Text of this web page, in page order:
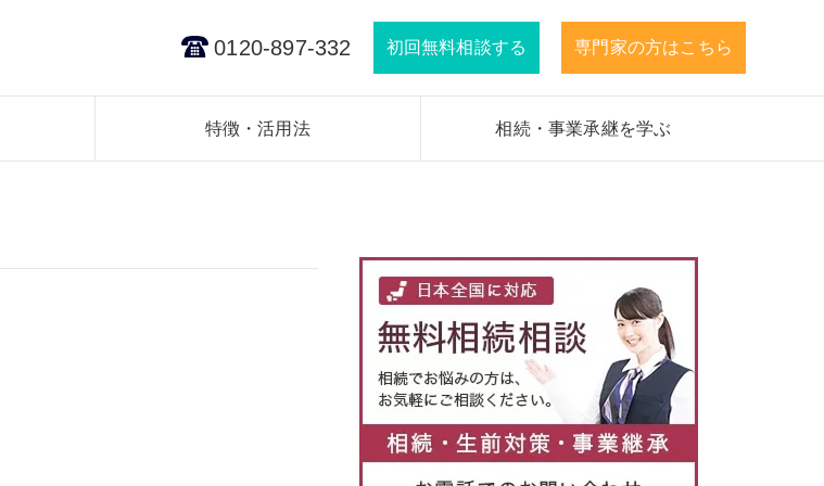
0120-897-332 初回無料相談する 専門家の方はこちら
特徴・活用法 相続・事業承継を学ぶ